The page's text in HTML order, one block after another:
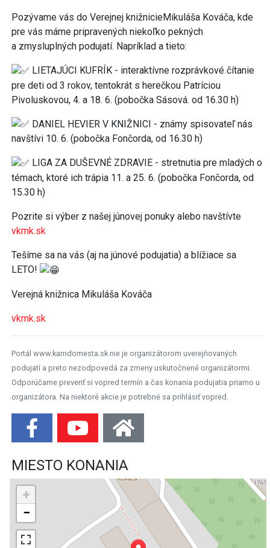
Pozývame vás do Verejnej knižnicieMikuláša Kováča, kde
pre vás máme pripravených niekoľko pekných
a zmysluplných podujatí. Napríklad a tieto:
LIETAJÚCI KUFRÍK - interaktívne rozprávkové čítanie
pre deti od 3 rokov, tentokrát s herečkou Patríciou
Pivoluskovou, 4. a 18. 6. (pobočka Sásová. od 16.30 h)
DANIEL HEVIER V KNIŽNICI - známy spisovateľ nás
navštívi 10. 6. (pobočka Fončorda, od 16.30 h)
LIGA ZA DUŠEVNÉ ZDRAVIE - stretnutia pre mladých o
témach, ktoré ich trápia 11. a 25. 6. (pobočka Fončorda, od
15.30 h)
Pozrite si výber z našej júnovej ponuky alebo navštívte
vkmk.sk
Tešíme sa na vás (aj na júnové podujatia) a blížiace sa
LETO!
Verejná knižnica Mikuláša Kováča
vkmk.sk
Portál www.kamdomesta.sk nie je organizátorom uverejňovaných
podujatí a preto nezodpovedá za zmeny uskutočnené organizátormi.
Odporúčame preveriť si vopred termín a čas konania podujatia priamo u
organizátora. Na niektoré akcie je potrebné sa prihlásiť vopred.
MIESTO KONANIA
+
−